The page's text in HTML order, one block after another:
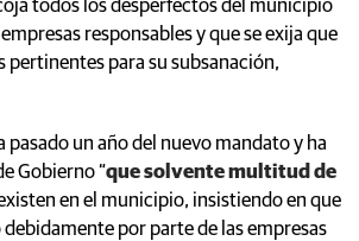
todos los desperfectos del municipio
responsables y que se exija que
pertinentes para su subsanación,
pasado un año del nuevo mandato y ha
Gobierno “que solvente multitud de
en el municipio, insistiendo en que
debidamente por parte de las empresas